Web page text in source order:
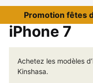
Promotion fêtes
iPhone 7
Achetez les modèles
Kinshasa.